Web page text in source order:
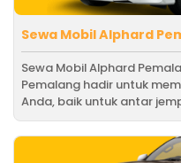
Sewa Mobil Alphard
Sewa Mobil Alphard
Pemalang hadir untuk
Anda, baik untuk antar